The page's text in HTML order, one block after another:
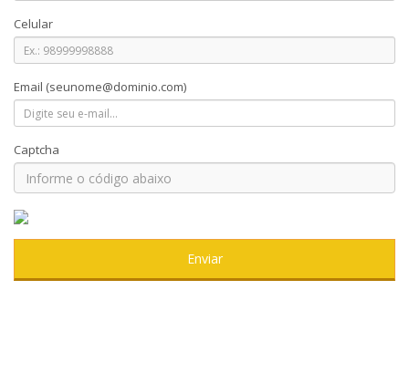
Celular
Email (seunome@dominio.com)
Captcha
Enviar